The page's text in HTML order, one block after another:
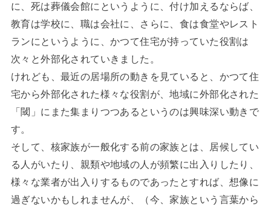
に、死は葬儀会館にというように、付け加えるならば、
教育は学校に、職は会社に、さらに、食は食堂やレスト
ランにというように、かつて住宅が持っていた役割は
次々と外部化されていきました。
けれども、最近の居場所の動きを見ていると、かつて住
宅から外部化された様々な役割が、地域に外部化された
「閾」にまた集まりつつあるというのは興味深い動きで
す。
そして、核家族が一般化する前の家族とは、居候してい
る人がいたり、親類や地域の人が頻繁に出入りしたり、
様々な業者が出入りするものであったとすれば、想像に
過ぎないかもしれませんが、（今、家族という言葉から